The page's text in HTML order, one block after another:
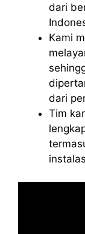
dari
Kami
dari
Tim